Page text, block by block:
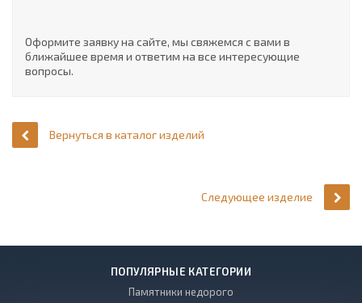
Оформите заявку на сайте, мы свяжемся с вами в
ближайшее время и ответим на все интересующие
вопросы.
Вернуться в каталог изделий
Следующее изделие
ПОПУЛЯРНЫЕ КАТЕГОРИИ
Памятники недорого